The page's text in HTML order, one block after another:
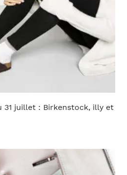
31 juillet : Birkenstock, illy et